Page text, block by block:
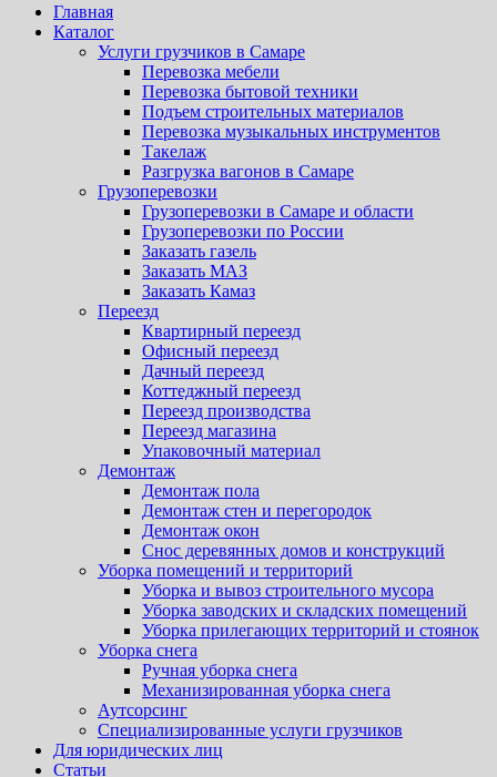
Главная
Каталог
Услуги грузчиков в Самаре
Перевозка мебели
Перевозка бытовой техники
Подъем строительных материалов
Перевозка музыкальных инструментов
Такелаж
Разгрузка вагонов в Самаре
Грузоперевозки
Грузоперевозки в Самаре и области
Грузоперевозки по России
Заказать газель
Заказать МАЗ
Заказать Камаз
Переезд
Квартирный переезд
Офисный переезд
Дачный переезд
Коттеджный переезд
Переезд производства
Переезд магазина
Упаковочный материал
Демонтаж
Демонтаж пола
Демонтаж стен и перегородок
Демонтаж окон
Снос деревянных домов и конструкций
Уборка помещений и территорий
Уборка и вывоз строительного мусора
Уборка заводских и складских помещений
Уборка прилегающих территорий и стоянок
Уборка снега
Ручная уборка снега
Механизированная уборка снега
Аутсорсинг
Специализированные услуги грузчиков
Для юридических лиц
Статьи